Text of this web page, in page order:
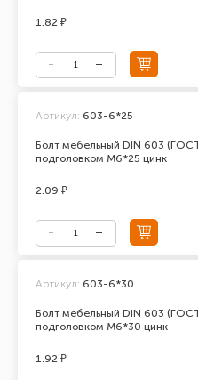
1.82 ₽
Болт мебельный DIN 603
подголовком М6*25 цинк
Артикул: 603-6*25
2.09 ₽
Болт мебельный DIN 603
подголовком М6*30 цинк
Артикул: 603-6*30
1.92 ₽